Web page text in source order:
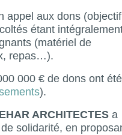
appel aux dons
étant
(matériel de
repas…).
000 € de dons ont été
).
ARCHITECTES a
solidarité, en